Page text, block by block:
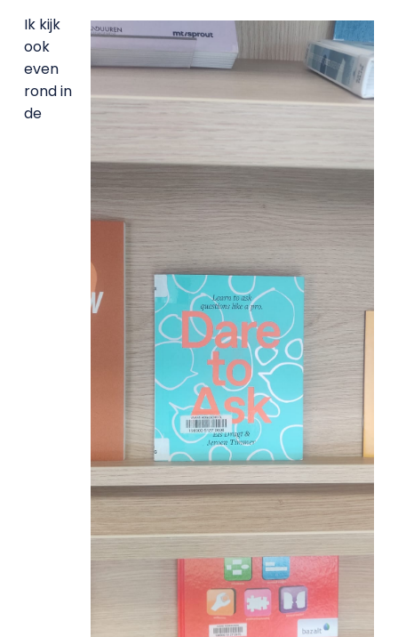
Ik kijk
ook
even
rond in
de